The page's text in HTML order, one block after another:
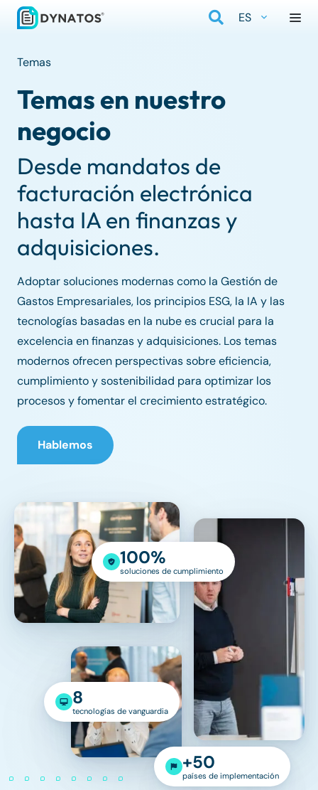
ES
Temas
Temas en nuestro
negocio
Desde mandatos de
facturación electrónica
hasta IA en finanzas y
adquisiciones.
Adoptar soluciones modernas como la Gestión de
Gastos Empresariales, los principios ESG, la IA y las
tecnologías basadas en la nube es crucial para la
excelencia en finanzas y adquisiciones. Los temas
modernos ofrecen perspectivas sobre eficiencia,
cumplimiento y sostenibilidad para optimizar los
procesos y fomentar el crecimiento estratégico.
Hablemos
100%
soluciones de cumplimiento
8
tecnologías de vanguardia
+50
países de implementación